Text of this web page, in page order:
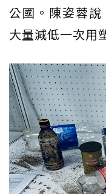
公國。陳姿蓉
大量減低一次用